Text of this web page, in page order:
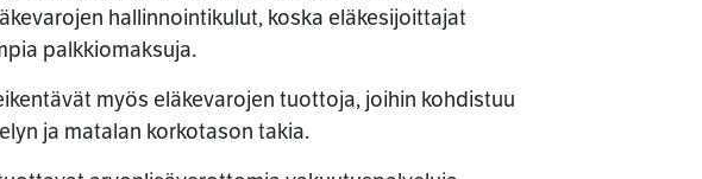
hallinnointikulut, koska eläkesijoittajat
palkkiomaksuja.
myös eläkevarojen tuottoja, joihin kohdistuu
ja matalan korkotason takia.